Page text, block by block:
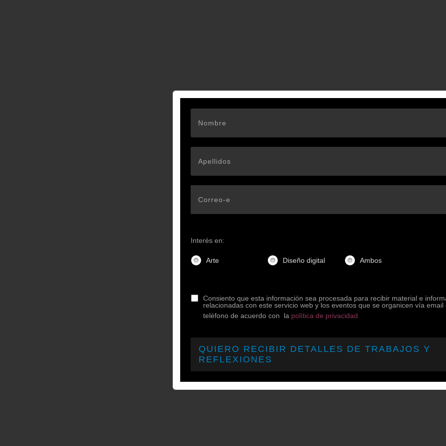
Interés en:
Arte Diseño digital Ambos
Consiento que esta información sea procesada para recibir material e
relacionadas con este servicio web y los eventos que se organicen vía email
teléfono de acuerdo con la política de privacidad
QUIERO RECIBIR DETALLES DE TRABAJOS Y
REFLEXIONES